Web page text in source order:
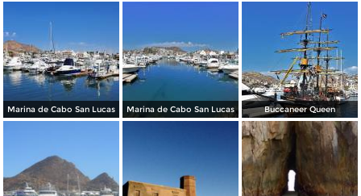
Marina de Cabo San Lucas Marina de Cabo San Lucas Buccaneer Queen